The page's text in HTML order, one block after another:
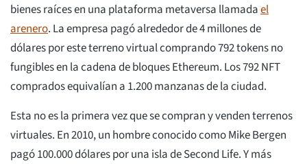
bienes raíces en una plataforma metaversa llamadael
arenero. La empresa pagó alrededor de 4 millones de
dólares por este terreno virtual comprando 792 tokens no
fungibles en la cadena de bloques Ethereum. Los 792 NFT
comprados equivalían a 1.200 manzanas de la ciudad.
Esta no es la primera vez que se compran y venden terrenos
virtuales. En 2010, un hombre conocido como Mike Bergen
pagó 100.000 dólares por una isla de Second Life. Y más